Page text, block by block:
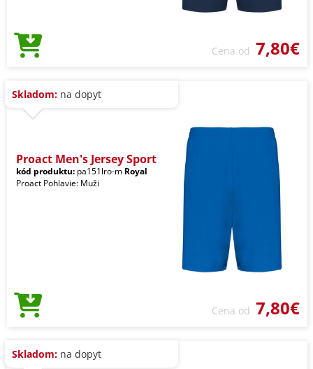
Cena od 7,80€
Skladom: na dopyt
Proact Men's Jersey Sport
kód produktu: pa151lro-m Royal
Proact Pohlavie: Muži
Cena od 7,80€
Skladom: na dopyt